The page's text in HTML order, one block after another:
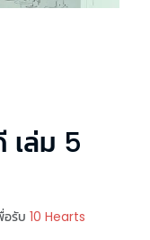
เล่ม 5
อรับ 10 Hearts